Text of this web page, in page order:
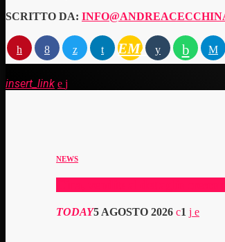
SCRITTO DA:
EMAIL
insert_link
NEWS
Cina, vendite al dettaglio
TODAY5 AGOSTO 2026 1